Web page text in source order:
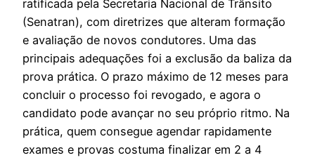
ratificada pela Secretaria Nacional de Trânsito
(Senatran), com diretrizes que alteram formação
e avaliação de novos condutores. Uma das
principais adequações foi a exclusão da baliza da
prova prática. O prazo máximo de 12 meses para
concluir o processo foi revogado, e agora o
candidato pode avançar no seu próprio ritmo. Na
prática, quem consegue agendar rapidamente
exames e provas costuma finalizar em 2 a 4